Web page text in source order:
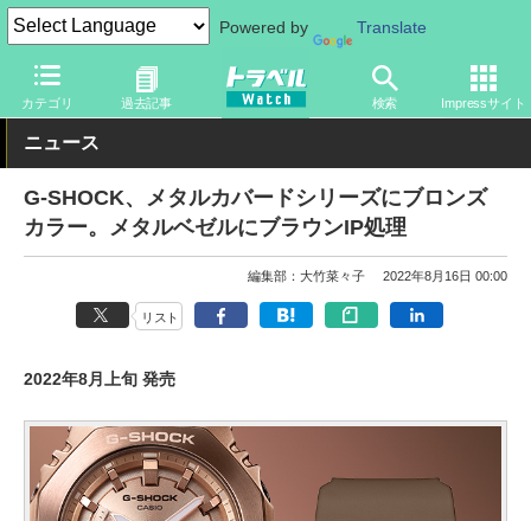
Powered by Translate
カテゴリ 過去記事 検索 Impressサイト
トラベル Watch 旅のアイテム ガジェット その他
ニュース
G-SHOCK、メタルカバードシリーズにブロンズ
カラー。メタルベゼルにブラウンIP処理
編集部：大竹菜々子 2022年8月16日 00:00
リスト
2022年8月上旬 発売